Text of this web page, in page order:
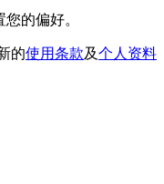
您的偏好。
的使用条款及个人资料